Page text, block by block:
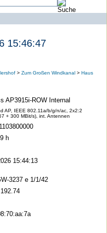
15:46:47
>Zum Großen Windkanal >Haus
AP3915i-ROW Internal
AP, IEEE 802.11a/b/g/n/ac, 2x2:2
+ 300 MBit/s), int. Antennen
h
15:44:13
3237 e 1/1/42